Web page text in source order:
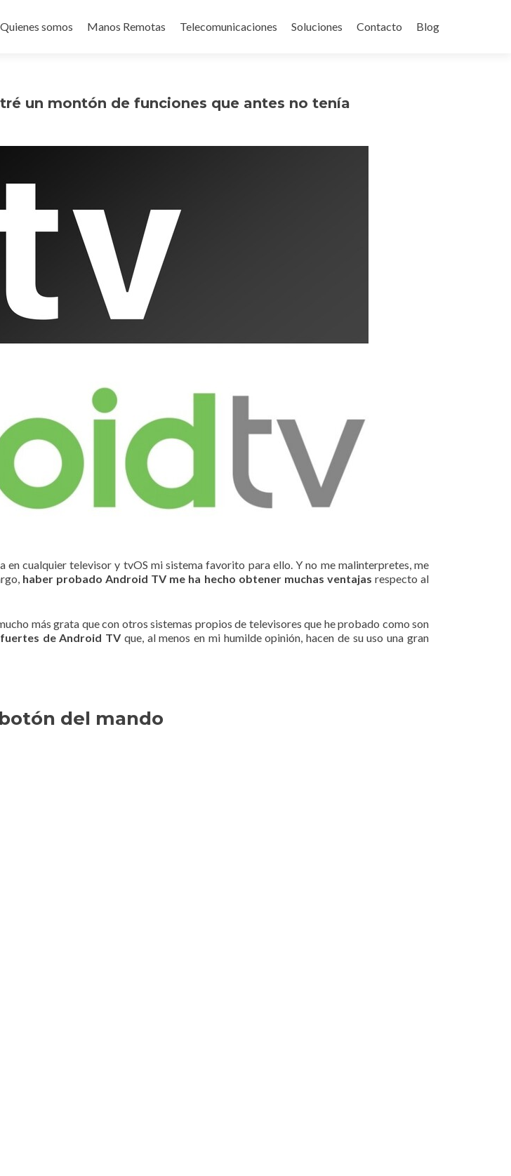
Quienes somos Manos Remotas Telecomunicaciones Soluciones Contacto Blog
un montón de funciones que antes no tenía
en cualquier televisor y tvOS mi sistema favorito para ello. Y no me malinterpretes, me
haber probado Android TV me ha hecho obtener muchas ventajas respecto al
más grata que con otros sistemas propios de televisores que he probado como son
de Android TV que, al menos en mi humilde opinión, hacen de su uso una gran
del mando